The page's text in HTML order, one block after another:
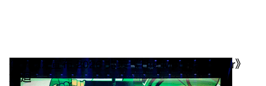
Gorillaz 宣布 2026 北美《The Mountain Tour》
巡迴